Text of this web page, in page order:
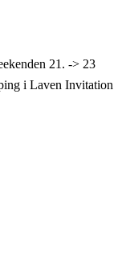
21. -> 23
i Laven Invitation